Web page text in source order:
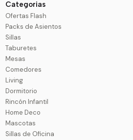
Categorias
Ofertas Flash
Packs de Asientos
Sillas
Taburetes
Mesas
Comedores
Living
Dormitorio
Rincón Infantil
Home Deco
Mascotas
Sillas de Oficina